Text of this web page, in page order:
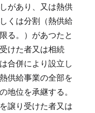
があり、又は熱供
くは分割（熱供給
る。）があつたと
けた者又は相続
合併により設立し
供給事業の全部を
地位を承継する。
譲り受けた者又は